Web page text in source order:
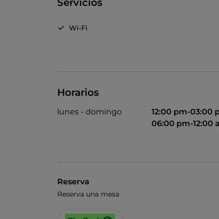
Servicios
Wi-Fi
Horarios
lunes - domingo
12:00 pm-03:00
06:00 pm-12:00
Reserva
Reserva una mesa